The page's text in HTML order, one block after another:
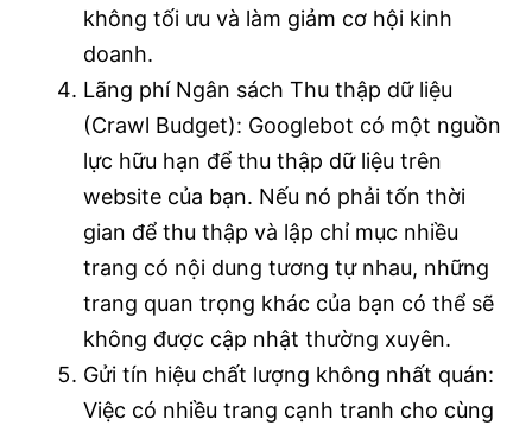
không tối ưu và làm giảm cơ hội kinh
doanh.
Lãng phí Ngân sách Thu thập dữ liệu
(Crawl Budget): Googlebot có một nguồn
lực hữu hạn để thu thập dữ liệu trên
website của bạn. Nếu nó phải tốn thời
gian để thu thập và lập chỉ mục nhiều
trang có nội dung tương tự nhau, những
trang quan trọng khác của bạn có thể sẽ
không được cập nhật thường xuyên.
Gửi tín hiệu chất lượng không nhất quán:
Việc có nhiều trang cạnh tranh cho cùng